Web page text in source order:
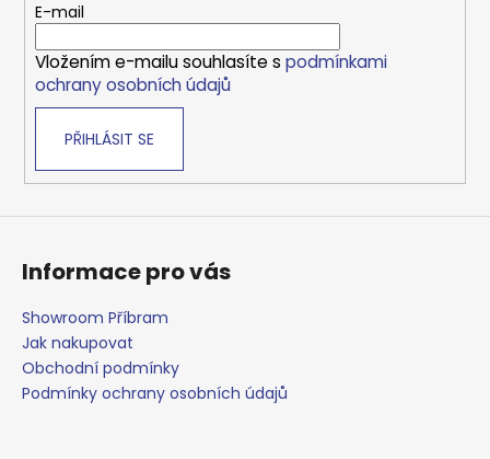
E-mail
Vložením e-mailu souhlasíte s podmínkami
ochrany osobních údajů
PŘIHLÁSIT SE
Informace pro vás
Showroom Příbram
Jak nakupovat
Obchodní podmínky
Podmínky ochrany osobních údajů